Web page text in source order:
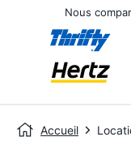
Nous
Accueil